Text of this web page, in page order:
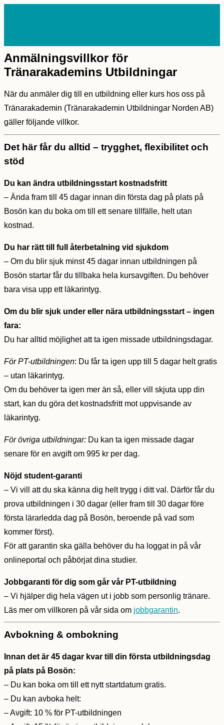
MAIN
MENU
Anmälningsvillkor för
Tränarakademins Utbildningar
När du anmäler dig till en utbildning eller kurs hos oss på
Tränarakademin (Tränarakademin Utbildningar Norden AB)
gäller följande villkor.
Det här får du alltid – trygghet, flexibilitet och
stöd
Du kan ändra utbildningsstart kostnadsfritt
– Ända fram till 45 dagar innan din första dag på plats på
Bosön kan du boka om till ett senare tillfälle, helt utan
kostnad.
Du har rätt till full återbetalning vid sjukdom
– Om du blir sjuk minst 45 dagar innan utbildningen på
Bosön startar får du tillbaka hela kursavgiften. Du behöver
bara visa upp ett läkarintyg.
Om du blir sjuk under eller nära utbildningsstart – ingen
fara:
Du har alltid möjlighet att ta igen missade utbildningsdagar.
För PT-utbildningen: Du får ta igen upp till 5 dagar helt gratis
– utan läkarintyg.
Om du behöver ta igen mer än så, eller vill skjuta upp din
start, kan du göra det kostnadsfritt mot uppvisande av
läkarintyg.
För övriga utbildningar: Du kan ta igen missade dagar
senare för en avgift om 995 kr per dag.
Nöjd student-garanti
– Vi vill att du ska känna dig helt trygg i ditt val. Därför får du
prova utbildningen i 30 dagar (eller fram till 30 dagar före
första lärarledda dag på Bosön, beroende på vad som
kommer först).
För att garantin ska gälla behöver du ha loggat in på vår
onlineportal och påbörjat dina studier.
Jobbgaranti för dig som går vår PT-utbildning
– Vi hjälper dig hela vägen ut i jobb som personlig tränare.
Läs mer om villkoren på vår sida om jobbgarantin.
Avbokning & ombokning
Innan det är 45 dagar kvar till din första utbildningsdag
på plats på Bosön:
– Du kan boka om till ett nytt startdatum gratis.
– Du kan avboka helt:
– Avgift: 10 % för PT-utbildningen